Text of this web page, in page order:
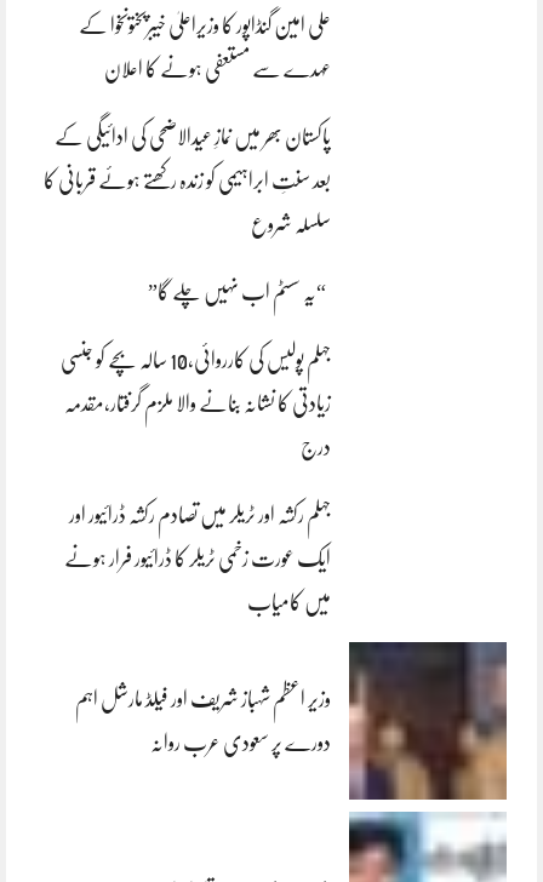
علی امین گنڈاپور کا وزیراعلیٰ خیبرپختونخوا کے
عہدے سے مستعفی ہونے کا اعلان
پاکستان بھر میں نمازِ عیدالاضحی کی ادائیگی کے
بعد سنتِ ابراہیمی کو زندہ رکھتے ہوئے قربانی کا
سلسلہ شروع
“یہ سسٹم اب نہیں چلے گا”
جہلم پولیس کی کارروائی،10 سالہ بچے کو جنسی
زیادتی کا نشانہ بنانے والا ملزم گرفتار،مقدمہ
درج
جہلم رکشہ اور ٹریلر میں تصادم رکشہ ڈرائیور اور
ایک عورت زخمی ٹریلر کا ڈرائیور فرار ہونے
میں کامیاب
وزیر اعظم شہباز شریف اور فیلڈ مارشل اہم
دورے پر سعودی عرب روانہ